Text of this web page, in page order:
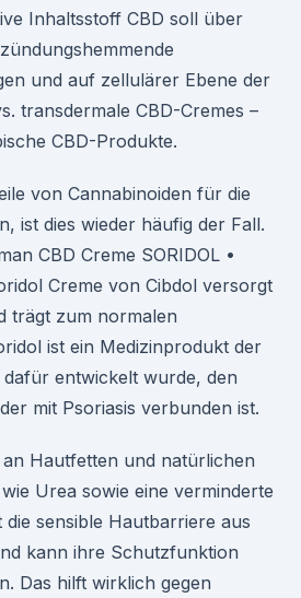
Inhaltsstoff CBD soll über
und auf zellulärer Ebene der
transdermale CBD-Cremes –
CBD-Produkte.
von Cannabinoiden für die
ist dies wieder häufig der Fall.
CBD Creme SORIDOL •
Creme von Cibdol versorgt
trägt zum normalen
ist ein Medizinprodukt der
dafür entwickelt wurde, den
mit Psoriasis verbunden ist.
Hautfetten und natürlichen
Urea sowie eine verminderte
sensible Hautbarriere aus
kann ihre Schutzfunktion
Das hilft wirklich gegen